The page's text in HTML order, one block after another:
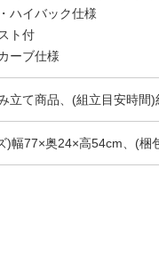
ハイバック仕様
ト付
ーブ仕様
立て商品、(組立目安時間
)幅77×奥24×高54cm、(梱